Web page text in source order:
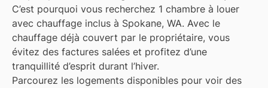
C’est pourquoi vous recherchez 1 chambre à louer
avec chauffage inclus à Spokane, WA. Avec le
chauffage déjà couvert par le propriétaire, vous
évitez des factures salées et profitez d’une
tranquillité d’esprit durant l’hiver.
Parcourez les logements disponibles pour voir des